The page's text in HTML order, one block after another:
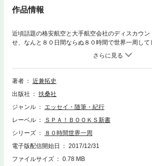
作品情報
近頃話題の格安航空と大手航空会社のディスカウ
せ、なんと８０日間ならぬ８０時間で世界一周して
ロリストと間違えられつつ、短時間での乗り継ぎ
の珍道中の一部始終をリポートしつつ、ＬＣＣの上
説。面白くて役に立つ(かもしれない)異色の旅行記
著者
近兼拓史
出版社
扶桑社
ジャンル
エッセイ・随筆・紀行
レーベル
ＳＰＡ！ＢＯＯＫＳ新書
シリーズ
８０時間世界一周
電子版配信開始日
2017/12/31
ファイルサイズ
0.78 MB